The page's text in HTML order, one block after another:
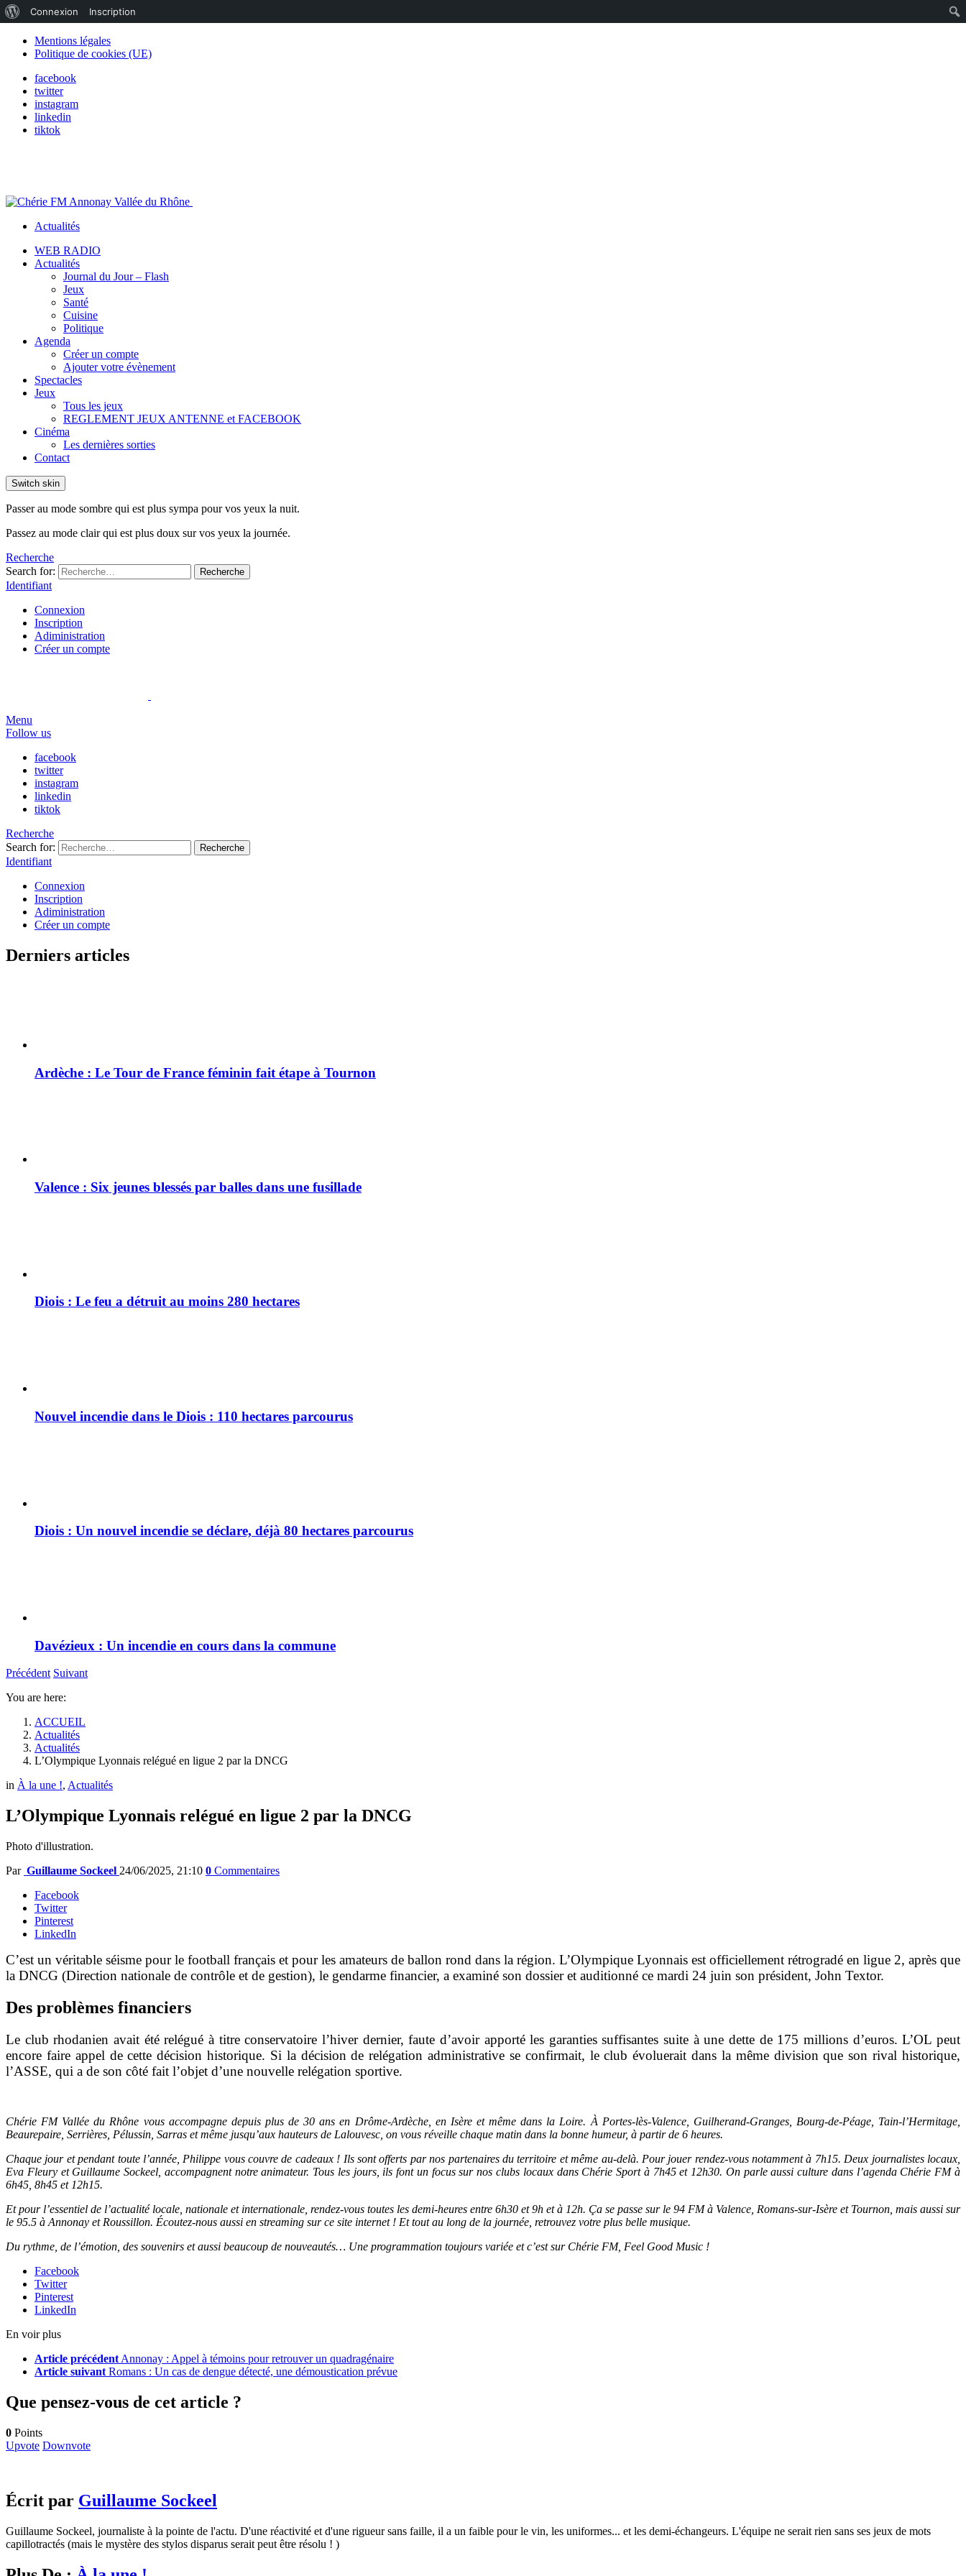
Mentions légales
Politique de cookies (UE)
facebook
twitter
instagram
linkedin
tiktok
Actualités
WEB RADIO
Actualités
Journal du Jour – Flash
Jeux
Santé
Cuisine
Politique
Agenda
Créer un compte
Ajouter votre évènement
Spectacles
Jeux
Tous les jeux
REGLEMENT JEUX ANTENNE et FACEBOOK
Cinéma
Les dernières sorties
Contact
Switch skin
Passer au mode sombre qui est plus sympa pour vos yeux la nuit.
Passez au mode clair qui est plus doux sur vos yeux la journée.
Recherche
Search for:
Recherche
Identifiant
Connexion
Inscription
Adiministration
Créer un compte
Menu
Follow us
facebook
twitter
instagram
linkedin
tiktok
Recherche
Search for:
Recherche
Identifiant
Connexion
Inscription
Adiministration
Créer un compte
Derniers articles
Ardèche : Le Tour de France féminin fait étape à Tournon
Valence : Six jeunes blessés par balles dans une fusillade
Diois : Le feu a détruit au moins 280 hectares
Nouvel incendie dans le Diois : 110 hectares parcourus
Diois : Un nouvel incendie se déclare, déjà 80 hectares parcourus
Davézieux : Un incendie en cours dans la commune
Précédent Suivant
You are here:
ACCUEIL
Actualités
Actualités
L’Olympique Lyonnais relégué en ligue 2 par la DNCG
in À la une !, Actualités
L’Olympique Lyonnais relégué en ligue 2 par la DNCG
Photo d'illustration.
Par Guillaume Sockeel 24/06/2025, 21:10 0 Commentaires
Facebook
Twitter
Pinterest
LinkedIn
C’est un véritable séisme pour le football français et pour les amateurs de ballon rond dans la région. L’Olympique Lyonnais est officiellement rétrogradé en ligue 2, après que
la DNCG (Direction nationale de contrôle et de gestion), le gendarme financier, a examiné son dossier et auditionné ce mardi 24 juin son président, John Textor.
Des problèmes financiers
Le club rhodanien avait été relégué à titre conservatoire l’hiver dernier, faute d’avoir apporté les garanties suffisantes suite à une dette de 175 millions d’euros. L’OL peut
encore faire appel de cette décision historique. Si la décision de relégation administrative se confirmait, le club évoluerait dans la même division que son rival historique,
l’ASSE, qui a de son côté fait l’objet d’une nouvelle relégation sportive.
Chérie FM Vallée du Rhône vous accompagne depuis plus de 30 ans en Drôme-Ardèche, en Isère et même dans la Loire. À Portes-lès-Valence, Guilherand-Granges, Bourg-de-Péage, Tain-l’Hermitage,
Beaurepaire, Serrières, Pélussin, Sarras et même jusqu’aux hauteurs de Lalouvesc, on vous réveille chaque matin dans la bonne humeur, à partir de 6 heures.
Chaque jour et pendant toute l’année, Philippe vous couvre de cadeaux ! Ils sont offerts par nos partenaires du territoire et même au-delà. Pour jouer rendez-vous notamment à 7h15. Deux journalistes locaux,
Eva Fleury et Guillaume Sockeel, accompagnent notre animateur. Tous les jours, ils font un focus sur nos clubs locaux dans Chérie Sport à 7h45 et 12h30. On parle aussi culture dans l’agenda Chérie FM à
6h45, 8h45 et 12h15.
Et pour l’essentiel de l’actualité locale, nationale et internationale, rendez-vous toutes les demi-heures entre 6h30 et 9h et à 12h. Ça se passe sur le 94 FM à Valence, Romans-sur-Isère et Tournon, mais aussi sur
le 95.5 à Annonay et Roussillon. Écoutez-nous aussi en streaming sur ce site internet ! Et tout au long de la journée, retrouvez votre plus belle musique.
Du rythme, de l’émotion, des souvenirs et aussi beaucoup de nouveautés… Une programmation toujours variée et c’est sur Chérie FM, Feel Good Music !
Facebook
Twitter
Pinterest
LinkedIn
En voir plus
Article précédent Annonay : Appel à témoins pour retrouver un quadragénaire
Article suivant Romans : Un cas de dengue détecté, une démoustication prévue
Que pensez-vous de cet article ?
0 Points
Upvote Downvote
Écrit par Guillaume Sockeel
Guillaume Sockeel, journaliste à la pointe de l'actu. D'une réactivité et d'une rigueur sans faille, il a un faible pour le vin, les uniformes... et les demi-échangeurs. L'équipe ne serait rien sans ses jeux de mots
capillotractés (mais le mystère des stylos disparus serait peut être résolu ! )
de
WordPress
Connexion Inscription